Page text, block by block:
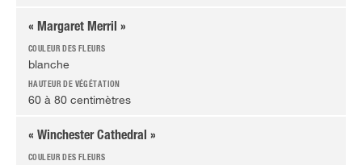
« Margaret Merril »
blanche
60 à 80 centimètres
« Winchester Cathedral »